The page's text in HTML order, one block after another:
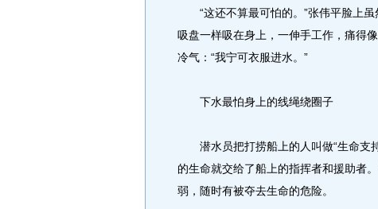
“这还不算最可怕的。”张伟平脸上虽
吸盘一样吸在身上，一伸手工作，痛得
冷气：“我宁可衣服进水。”
下水最怕身上的线绳绕圈子
潜水员把打捞船上的人叫做“生命支持
的生命就交给了船上的指挥者和援助者
弱，随时有被夺去生命的危险。